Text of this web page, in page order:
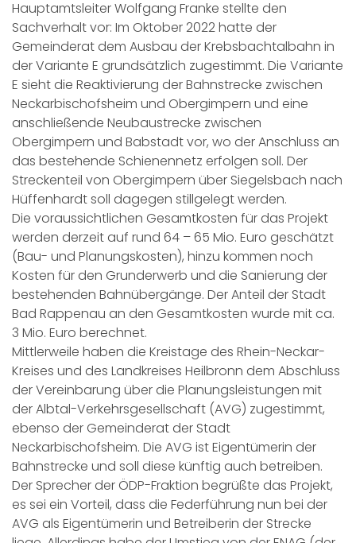
Hauptamtsleiter Wolfgang Franke stellte den
Sachverhalt vor: Im Oktober 2022 hatte der
Gemeinderat dem Ausbau der Krebsbachtalbahn in
der Variante E grundsätzlich zugestimmt. Die Variante
E sieht die Reaktivierung der Bahnstrecke zwischen
Neckarbischofsheim und Obergimpern und eine
anschließende Neubaustrecke zwischen
Obergimpern und Babstadt vor, wo der Anschluss an
das bestehende Schienennetz erfolgen soll. Der
Streckenteil von Obergimpern über Siegelsbach nach
Hüffenhardt soll dagegen stillgelegt werden.
Die voraussichtlichen Gesamtkosten für das Projekt
werden derzeit auf rund 64 – 65 Mio. Euro geschätzt
(Bau- und Planungskosten), hinzu kommen noch
Kosten für den Grunderwerb und die Sanierung der
bestehenden Bahnübergänge. Der Anteil der Stadt
Bad Rappenau an den Gesamtkosten wurde mit ca.
3 Mio. Euro berechnet.
Mittlerweile haben die Kreistage des Rhein-Neckar-
Kreises und des Landkreises Heilbronn dem Abschluss
der Vereinbarung über die Planungsleistungen mit
der Albtal-Verkehrsgesellschaft (AVG) zugestimmt,
ebenso der Gemeinderat der Stadt
Neckarbischofsheim. Die AVG ist Eigentümerin der
Bahnstrecke und soll diese künftig auch betreiben.
Der Sprecher der ÖDP-Fraktion begrüßte das Projekt,
es sei ein Vorteil, dass die Federführung nun bei der
AVG als Eigentümerin und Betreiberin der Strecke